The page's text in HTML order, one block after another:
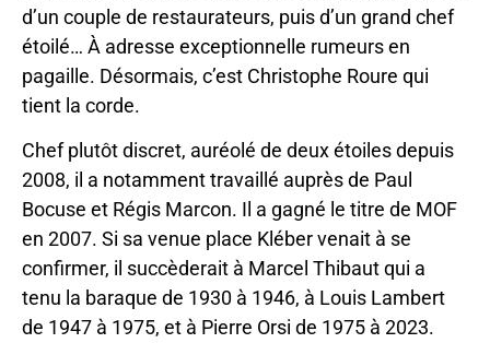
d’un couple de restaurateurs, puis d’un grand chef
étoilé… À adresse exceptionnelle rumeurs en
pagaille. Désormais, c’est Christophe Roure qui
tient la corde.
Chef plutôt discret, auréolé de deux étoiles depuis
2008, il a notamment travaillé auprès de Paul
Bocuse et Régis Marcon. Il a gagné le titre de MOF
en 2007. Si sa venue place Kléber venait à se
confirmer, il succèderait à Marcel Thibaut qui a
tenu la baraque de 1930 à 1946, à Louis Lambert
de 1947 à 1975, et à Pierre Orsi de 1975 à 2023.